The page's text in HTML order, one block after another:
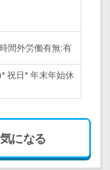
間外労働有無:有
祝日* 年末年始休
気になる